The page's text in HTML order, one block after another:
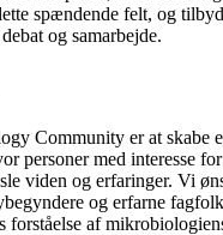
spændende felt, og
og samarbejde.
Community er at skabe
personer med interesse
viden og erfaringer. Vi
og erfarne
forståelse af